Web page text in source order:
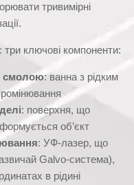
тривимірні
ключові компоненти:
смолою: ванна з рідким
: поверхня, що
об’єкт
: УФ-лазер, що
Galvo-система),
в рідині